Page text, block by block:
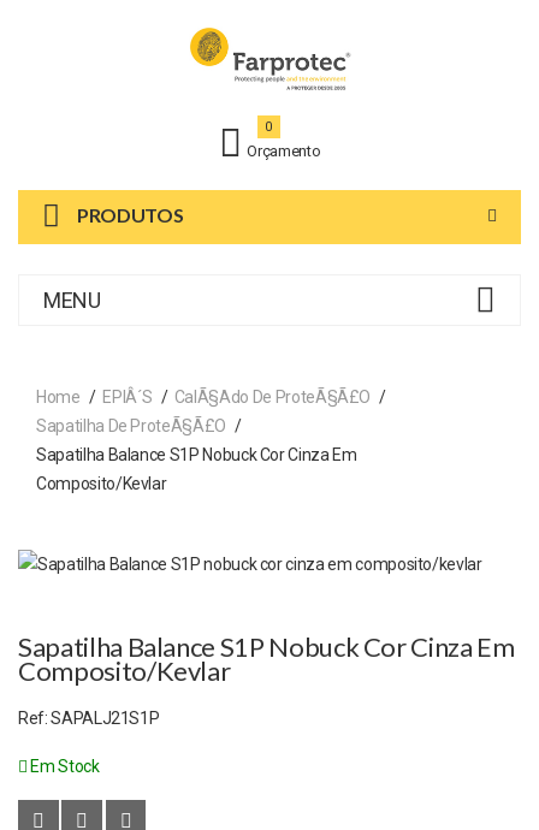
Orçamento
0
PRODUTOS
MENU
Home EPIÂ´s
CalÃ§ado De ProteÃ§Ã£o
Sapatilha De ProteÃ§Ã£o
Sapatilha Balance S1P Nobuck Cor Cinza Em
Composito/kevlar
Sapatilha Balance S1P Nobuck Cor Cinza Em
Composito/kevlar
Ref:SAPALJ21S1P
Em Stock